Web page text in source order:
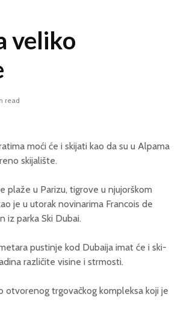
veliko
read
moći će i skijati kao da su u Alpama
skijalište.
plaže u Parizu, tigrove u njujorškom
je u utorak novinarima Francois de
iz parka Ski Dubai.
pustinje kod Dubaija imat će i ski-
različite visine i strmosti.
otvorenog trgovačkog kompleksa koji je